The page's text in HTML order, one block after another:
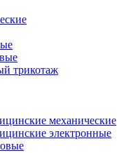
трикотаж
механические
электронные